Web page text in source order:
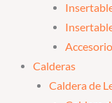
Calderas
Caldera de